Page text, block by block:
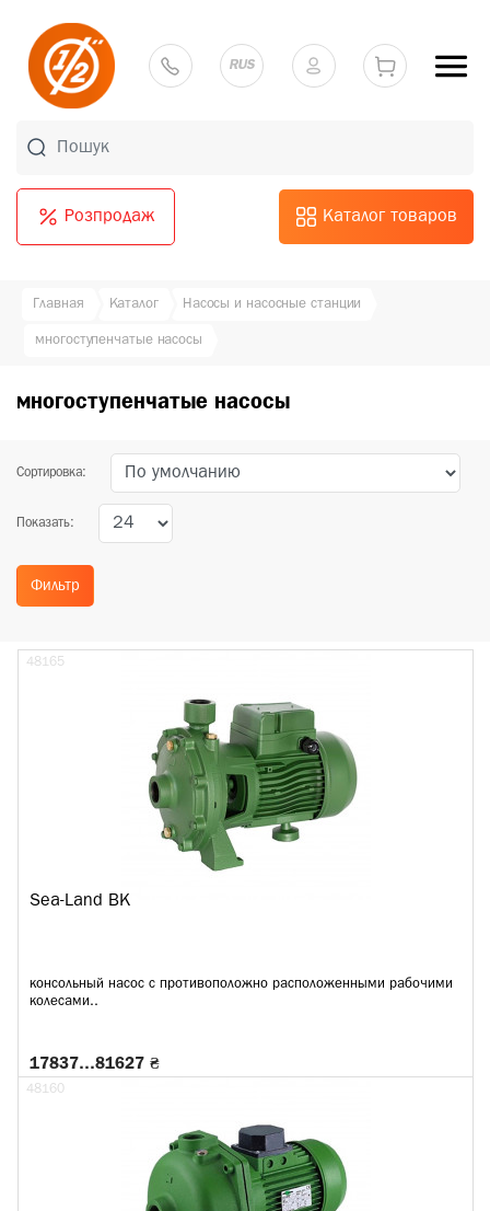
Розпродаж Каталог товаров
RUS
Главная Каталог Насосы и насосные станции
многоступенчатые насосы
многоступенчатые насосы
Сортировка:
Показать:
Фильтр
Sea-Land BK
консольный насос с противоположно расположенными рабочими
колесами..
48165
17837…81627 ₴
48160